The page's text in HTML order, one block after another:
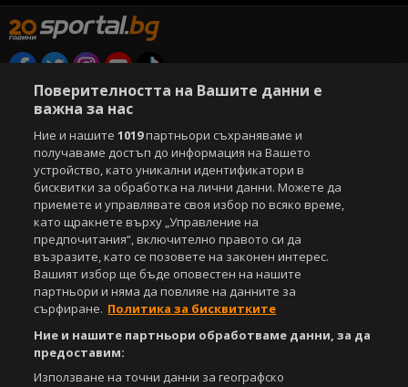
Copyright © 2007-2026 Агенция Спортал. Всички права запазени.
Този уебсайт е собственост на
За нас Екип За рекламa
Общи условия
Етични правила на НСС
Лични данни
Управление на предпочитания
Съдържанието на този уеб сайт и технологиите, използвани в него, са
под закрила на Закона за авторското право и сродните му права.
Всички статии, репортажи, интервюта и други текстови, графични и
видео материали, публикувани в сайта, са собственост на Агенция
Спортал, освен ако изрично е посочено друго. Допуска се
публикуване на текстови материали само след писмено съгласие на
www.sportal.bg. Използването на графични и видео материали,
публикувани в сайта, е строго забранено. Нарушителите ще бъдат
санкционирани с цялата строгост на закона.
Поверителността на Вашите данни е
важна за нас
Ние и нашите1019партньори съхраняваме и
получаваме достъп до информация на Вашето
устройство, като уникални идентификатори в
бисквитки за обработка на лични данни. Можете да
приемете и управлявате своя избор по всяко време,
като щракнете върху „Управление на
предпочитания“, включително правото си да
възразите, като се позовете на законен интерес.
Вашият избор ще бъде оповестен на нашите
партньори и няма да повлияе на данните за
сърфиране. Политика за бисквитките
Ние и нашите партньори обработваме данни, за да
предоставим:
Използване на точни данни за географско